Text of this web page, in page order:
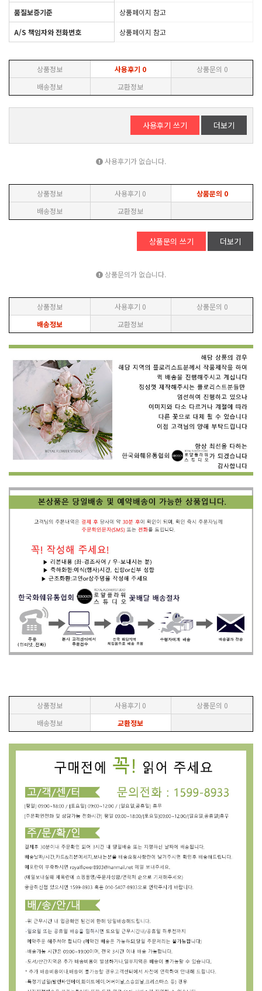
품질보증기준
상품페이지 참고
A/S 책임자와 전화번호
상품페이지 참고
상품정보 사용후기 0 상품문의 0
배송정보
교환정보
사용후기 쓰기 더보기
사용후기가 없습니다.
상품정보 사용후기 0 상품문의 0
배송정보
교환정보
상품문의 쓰기 더보기
상품문의가 없습니다.
상품정보 사용후기 0 상품문의 0
배송정보
교환정보
상품정보 사용후기 0 상품문의 0
배송정보
교환정보